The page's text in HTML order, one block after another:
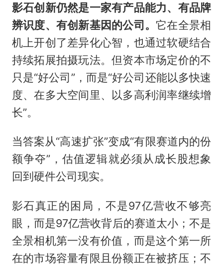
影石创新仍然是一家有产品能力、有品牌
辨识度、有创新基因的公司。它在全景相
机上开创了差异化心智，也通过软硬结合
持续拓展拍摄玩法。但资本市场定价的不
只是“好公司”，而是“好公司还能以多快速
度、在多大空间里、以多高利润率继续增
长”。
当答案从“高速扩张”变成“有限赛道内的份
额争夺”，估值逻辑就必须从成长股想象
回到硬件公司现实。
影石真正的困局，不是97亿营收不够亮
眼，而是97亿营收背后的赛道太小；不是
全景相机第一没有价值，而是这个第一所
在的市场容量有限且份额正在被挤压；不